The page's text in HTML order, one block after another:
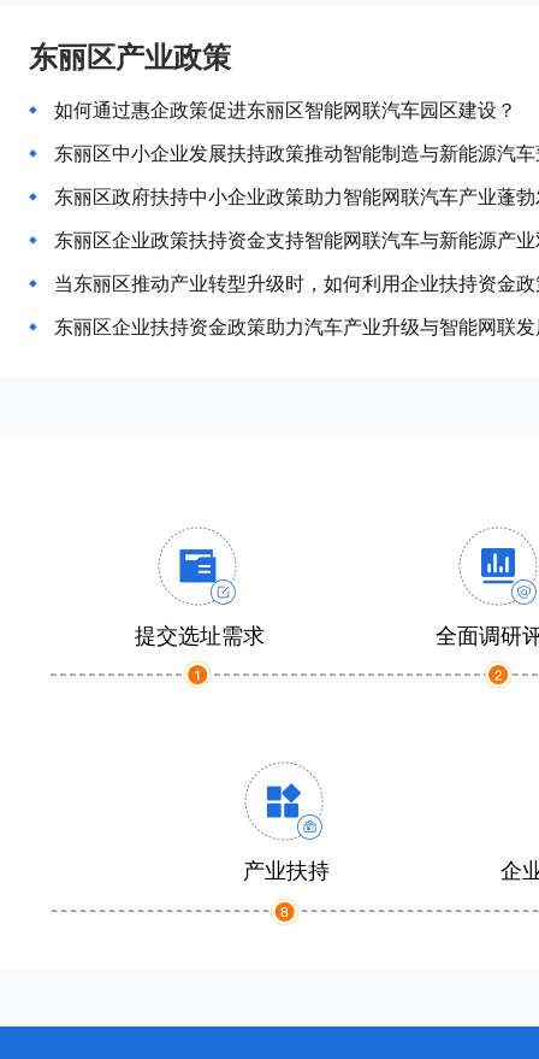
东丽区产业政策
如何通过惠企政策促进东丽区智能网联汽车园区建设？
东丽区中小企业发展扶持政策推动智能制造与新能源汽
东丽区政府扶持中小企业政策助力智能网联汽车产业蓬
东丽区企业政策扶持资金支持智能网联汽车与新能源产
当东丽区推动产业转型升级时，如何利用企业扶持资金
东丽区企业扶持资金政策助力汽车产业升级与智能网联
提交选址需求 全面调研
产业扶持 企